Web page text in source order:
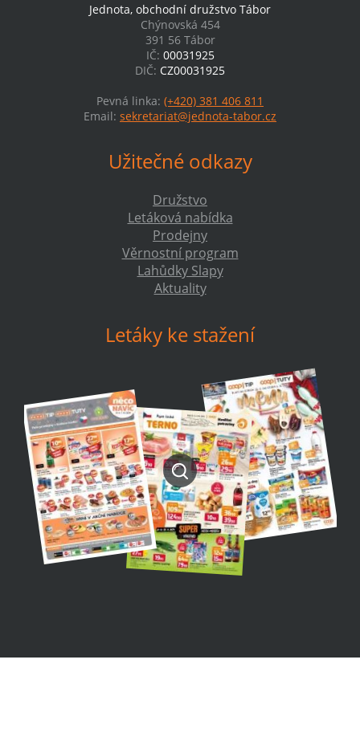
Jednota, obchodní družstvo Tábor
Chýnovská 454
391 56 Tábor
IČ: 00031925
DIČ: CZ00031925
Pevná linka: (+420) 381 406 811
Email: sekretariat@jednota-tabor.cz
Užitečné odkazy
Družstvo
Letáková nabídka
Prodejny
Věrnostní program
Lahůdky Slapy
Aktuality
Letáky ke stažení